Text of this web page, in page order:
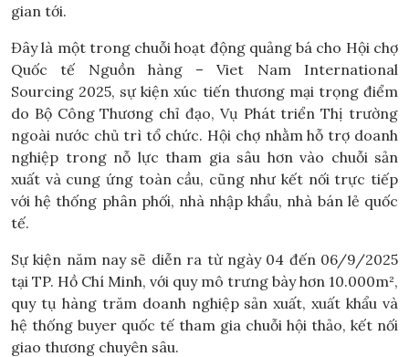
gian tới.
Đây là một trong chuỗi hoạt động quảng bá cho Hội chợ
Quốc tế Nguồn hàng – Viet Nam International
Sourcing 2025, sự kiện xúc tiến thương mại trọng điểm
do Bộ Công Thương chỉ đạo, Vụ Phát triển Thị trường
ngoài nước chủ trì tổ chức. Hội chợ nhằm hỗ trợ doanh
nghiệp trong nỗ lực tham gia sâu hơn vào chuỗi sản
xuất và cung ứng toàn cầu, cũng như kết nối trực tiếp
với hệ thống phân phối, nhà nhập khẩu, nhà bán lẻ quốc
tế.
Sự kiện năm nay sẽ diễn ra từ ngày 04 đến 06/9/2025
tại TP. Hồ Chí Minh, với quy mô trưng bày hơn 10.000m²,
quy tụ hàng trăm doanh nghiệp sản xuất, xuất khẩu và
hệ thống buyer quốc tế tham gia chuỗi hội thảo, kết nối
giao thương chuyên sâu.